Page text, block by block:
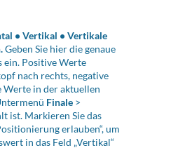
• Vertikal • Vertikale
Geben Sie hier die genaue
ein. Positive Werte
nach rechts, negative
Werte in der aktuellen
Finale >
ist. Markieren Sie das
erlauben“, um
in das Feld „Vertikal“